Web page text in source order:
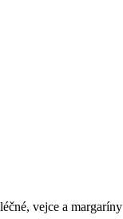
vejce a margaríny